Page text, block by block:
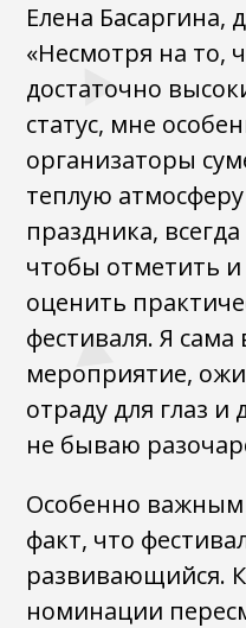
Елена Басаргина,
«Несмотря на то,
достаточно
статус, мне
организаторы
теплую
праздника,
чтобы отметить и
оценить
фестиваля. Я сама
мероприятие,
отраду для глаз
не бываю
Особенно важным
факт, что
развивающийся.
номинации